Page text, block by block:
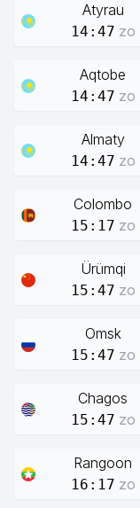
Atyrau
14:47 zo
Aqtobe
14:47 zo
Almaty
14:47 zo
Colombo
15:17 zo
Ürümqi
15:47 zo
Omsk
15:47 zo
Chagos
15:47 zo
Rangoon
16:17 zo